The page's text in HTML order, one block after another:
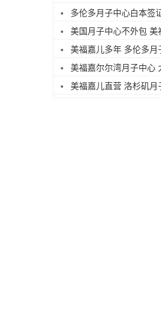
多伦多月子中心白本签证
美国月子中心不外包 美
美福嘉儿多年 多伦多月子
美福嘉尔尔湾月子中心 大
美福嘉儿直营 洛杉矶月